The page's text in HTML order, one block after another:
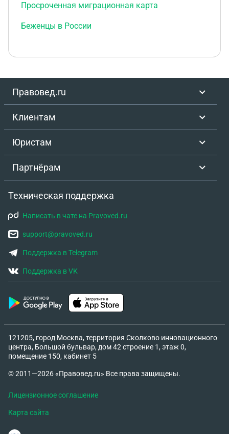
Просроченная миграционная карта
Беженцы в России
Правовед.ru
Клиентам
Юристам
Партнёрам
Техническая поддержка
Написать в чате на Pravoved.ru
support@pravoved.ru
Поддержка в Telegram
Поддержка в VK
121205, город Москва, территория Сколково инновационного
центра, Большой бульвар, дом 42 строение 1, этаж 0,
помещение 150, кабинет 5
© 2011—2026 «Правовед.ru» Все права защищены.
Лицензионное соглашение
Карта сайта